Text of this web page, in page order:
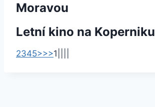
Moravou
Letní kino na Koperniku
2345>>>1